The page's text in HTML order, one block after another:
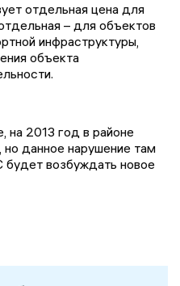
отдельная цена для
– для объектов
инфраструктуры,
объекта
на 2013 год в районе
данное нарушение там
возбуждать новое